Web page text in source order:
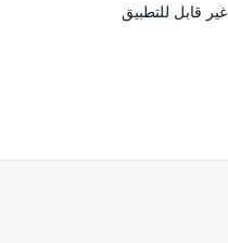
غير قابل للتطبيق